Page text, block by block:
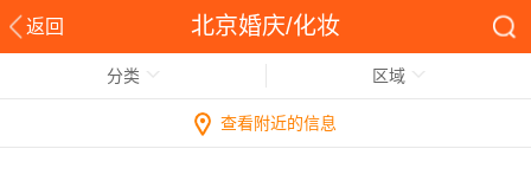
返回 北京婚庆/化妆
分类 区域
查看附近的信息